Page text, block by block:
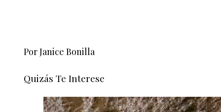
Por Janice Bonilla
Quizás Te Interese